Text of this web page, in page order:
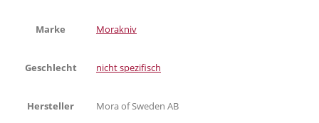
Marke Morakniv
Geschlecht nicht spezifisch
Hersteller Mora of Sweden AB